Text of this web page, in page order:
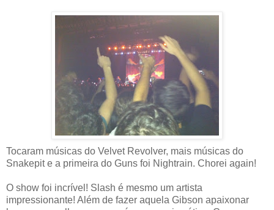
Tocaram músicas do Velvet Revolver, mais músicas do
Snakepit e a primeira do Guns foi Nightrain. Chorei again!
O show foi incrível! Slash é mesmo um artista
impressionante! Além de fazer aquela Gibson apaixonar